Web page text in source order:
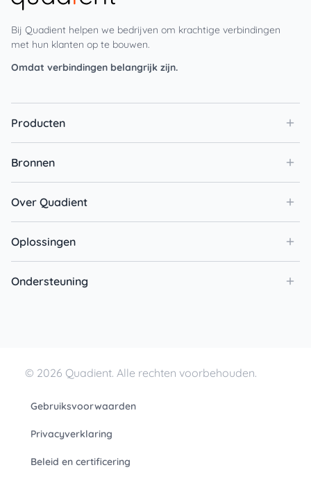
Bij Quadient helpen we bedrijven om krachtige verbindingen
met hun klanten op te bouwen.
Omdat verbindingen belangrijk zijn.
Producten
Bronnen
Over Quadient
Oplossingen
Ondersteuning
© 2026 Quadient. Alle rechten voorbehouden.
Gebruiksvoorwaarden
Privacyverklaring
Beleid en certificering